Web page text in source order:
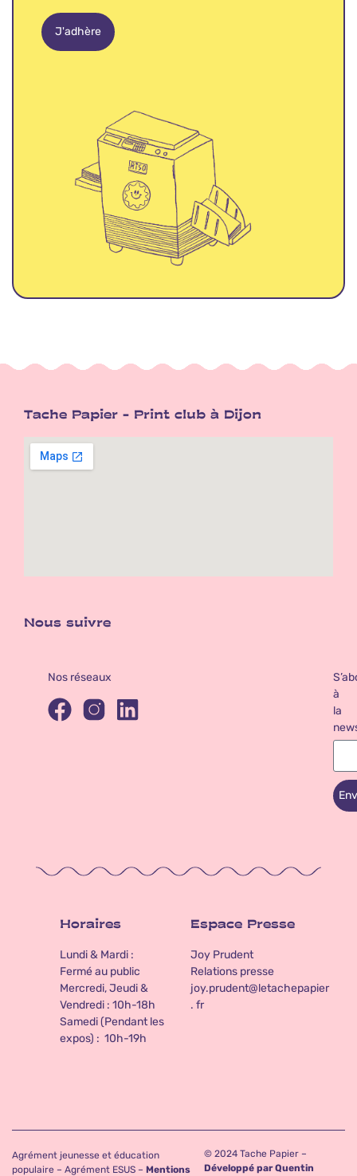
J'adhère
Tache Papier - Print club à Dijon
Nous suivre
Nos réseaux
à
la
Horaires
Lundi & Mardi :
Fermé au public
Mercredi, Jeudi &
Vendredi : 10h-18h
Samedi (Pendant les
expos) : 10h-19h
Espace Presse
Joy Prudent
Relations presse
joy.prudent@letachepapier
. fr
Agrément jeunesse et éducation
populaire – Agrément ESUS – Mentions
© 2024 Tache Papier –
Développé par Quentin